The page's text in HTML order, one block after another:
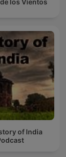
los Vientos
of India